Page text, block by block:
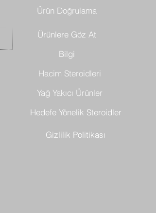
Ürün Doğrulama
Ürünlere Göz At
Bilgi
Hacim Steroidleri
Yağ Yakıcı Ürünler
Hedefe Yönelik Steroidler
Gizlilik Politikası